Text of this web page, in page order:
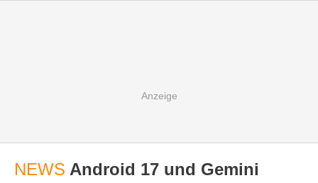
NEWS Android 17 und Gemini